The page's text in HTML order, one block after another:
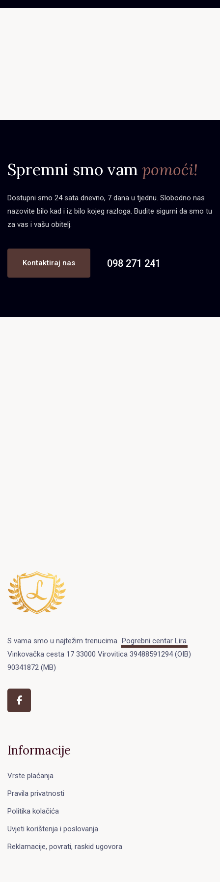
Spremni smo vam pomoći!
Dostupni smo 24 sata dnevno, 7 dana u tjednu. Slobodno nas
nazovite bilo kad i iz bilo kojeg razloga. Budite sigurni da smo tu
za vas i vašu obitelj.
Kontaktiraj nas 098 271 241
S vama smo u najtežim trenucima. Pogrebni centar Lira
Vinkovačka cesta 17 33000 Virovitica 39488591294 (OIB)
90341872 (MB)
Informacije
Vrste plaćanja
Pravila privatnosti
Politika kolačića
Uvjeti korištenja i poslovanja
Reklamacije, povrati, raskid ugovora